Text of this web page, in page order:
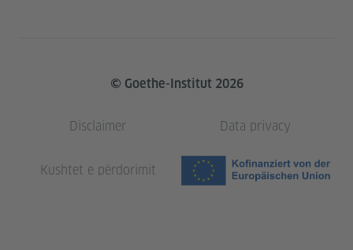
© Goethe-Institut 2026
Disclaimer Data privacy
Kushtet e përdorimit